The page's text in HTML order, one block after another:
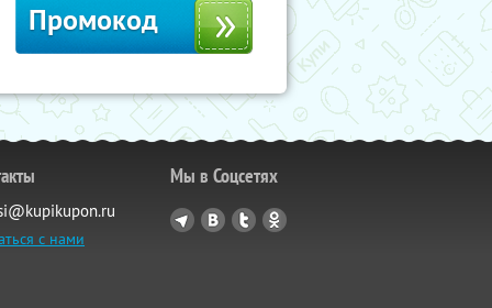
Промокод
с нами
Мы в Соцсетях